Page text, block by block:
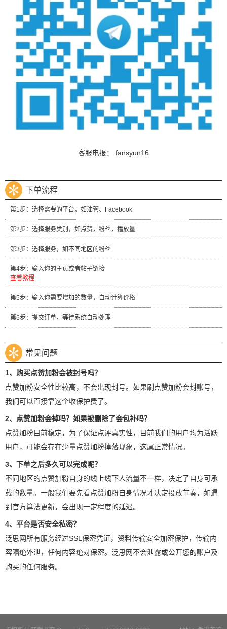
客服电报： fansyun16
下单流程
第1步：选择需要的平台，如油管、Facebook
第2步：选择服务类别，如点赞，粉丝，播放量
第3步：选择服务，如不同地区的粉丝
第4步：输入你的主页或者帖子链接
查看教程
第5步：输入你需要增加的数量，自动计算价格
第6步：提交订单，等待系统自动处理
常见问题
1、购买点赞加粉会被封号吗？
点赞加粉安全性比较高，不会出现封号。如果刷点赞加粉会封账号，
我们可以直接靠这个收保护费了。
2、点赞加粉会掉吗？如果被删除了会包补吗？
点赞加粉目前稳定，为了保证点评真实性，目前我们的用户均为活跃
用户，可能会存在少量点赞加粉掉落现象，这属正常情况。
3、下单之后多久可以完成呢？
不同地区的点赞加粉自身的线上线下人流量不一样，决定了自身可承
载的数量。一般我们要先看点赞加粉自身情况才决定投放节奏，如遇
到官方算法更新，会出现一定程度的延迟。
4、平台是否安全私密？
泛思网所有服务经过SSL保密凭证，资料传输安全加密保护，传输内
容隔绝外泄，任何内容绝对保密。泛思网不会泄露或公开您的账户及
购买的任何服务。